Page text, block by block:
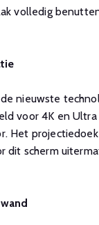
volledig
nieuwste
voor 4K en
Het
dit scherm